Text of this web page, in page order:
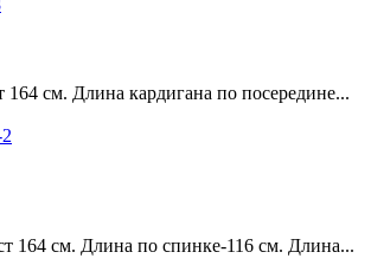
164 см. Длина кардигана по посередине...
164 см. Длина по спинке-116 см. Длина...